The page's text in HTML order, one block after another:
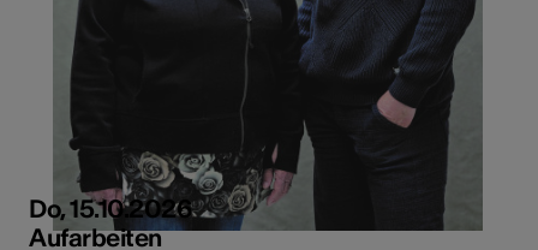
Do, 15.10.2026
Aufarbeiten